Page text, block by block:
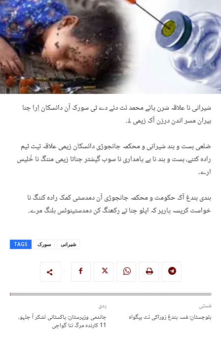
شیرانیناعلاقہشرنپائےمحمدئٹدئےدےٹیسورکآندائسکاناِراچنا
بیرانمسراندندرزنآکزیمیءُ۔
ضلعیبستوبندشیرانیومحکمہجانجوڑیدائسکانزیمیعلاقہتیٹٹیم
رادہکتنے،بستوبندنابےپامداریناسوبگیشترچناتازیمیمننگناخُلیس
ارے۔
ہندیبندغآکحکومتومحکمہجانجوڑیآندمدستیکمکرادہکننگنا
خواستکریسہپاریرکہایلوچناتےرکھنگکندمدستینوٹسہلنگمرے۔
TAGS سورک شیرانی
پدی
جاندمی وزیرستان: پاکستانی لشکر آ جلہو،
11 کارندہ مرگ ئنا گواچی
مُستی
بلوچستان: مُسہ بندغ زوراکی ئٹ بیگواہ